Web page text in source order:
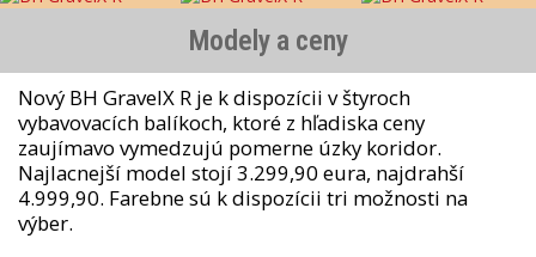
Modely a ceny
Nový BH GravelX R je k dispozícii v štyroch
vybavovacích balíkoch, ktoré z hľadiska ceny
zaujímavo vymedzujú pomerne úzky koridor.
Najlacnejší model stojí 3.299,90 eura, najdrahší
4.999,90. Farebne sú k dispozícii tri možnosti na
výber.